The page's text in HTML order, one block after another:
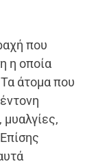
που
η οποία
άτομα που